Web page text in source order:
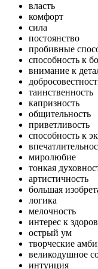
власть
комфорт
сила
постоянство
пробивные
способность к
внимание к
таинственность
капризность
общительность
приветливость
способность к
миролюбие
тонкая
артистичность
большая
логика
мелочность
интерес к
острый ум
творческие
великодушное
интуиция